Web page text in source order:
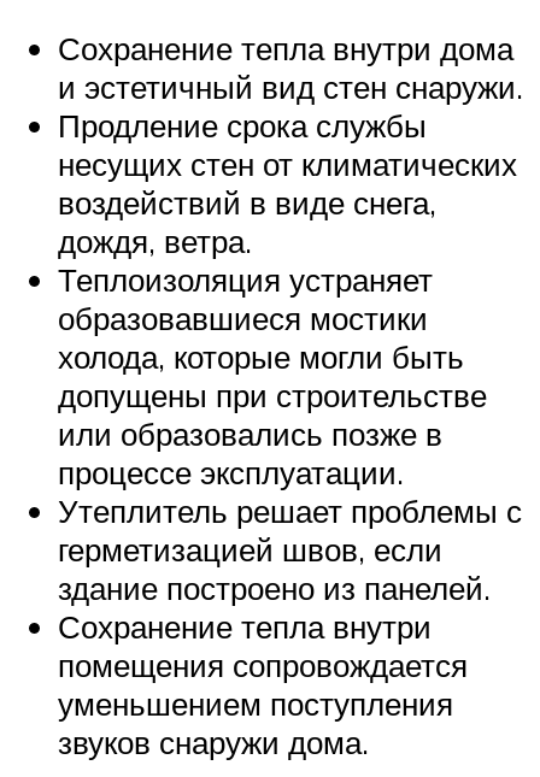
Сохранение тепла внутри дома
и эстетичный вид стен снаружи.
Продление срока службы
несущих стен от климатических
воздействий в виде снега,
дождя, ветра.
Теплоизоляция устраняет
образовавшиеся мостики
холода, которые могли быть
допущены при строительстве
или образовались позже в
процессе эксплуатации.
Утеплитель решает проблемы с
герметизацией швов, если
здание построено из панелей.
Сохранение тепла внутри
помещения сопровождается
уменьшением поступления
звуков снаружи дома.